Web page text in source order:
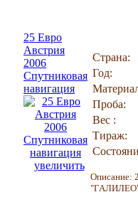
25 Евро
Австрия
2006
Спутниковая
навигация
увеличить
Страна:
Год:
Проба:
Вес :
Тираж:
Описание: